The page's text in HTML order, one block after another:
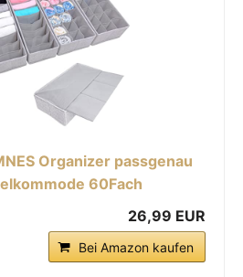
Organizer passgenau
60Fach
26,99 EUR
Bei Amazon kaufen